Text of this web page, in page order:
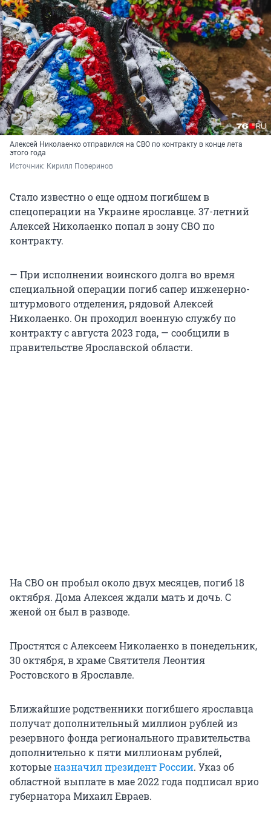
Алексей Николаенко отправился на СВО по контракту в конце лета
этого года
Источник: Кирилл Поверинов
Стало известно о еще одном погибшем в
спецоперации на Украине ярославце. 37-летний
Алексей Николаенко попал в зону СВО по
контракту.
— При исполнении воинского долга во время
специальной операции погиб сапер инженерно-
штурмового отделения, рядовой Алексей
Николаенко. Он проходил военную службу по
контракту с августа 2023 года, — сообщили в
правительстве Ярославской области.
На СВО он пробыл около двух месяцев, погиб 18
октября. Дома Алексея ждали мать и дочь. С
женой он был в разводе.
Простятся с Алексеем Николаенко в понедельник,
30 октября, в храме Святителя Леонтия
Ростовского в Ярославле.
Ближайшие родственники погибшего ярославца
получат дополнительный миллион рублей из
резервного фонда регионального правительства
дополнительно к пяти миллионам рублей,
которыеназначил президент России. Указ об
областной выплате в мае 2022 года подписал врио
губернатора Михаил Евраев.